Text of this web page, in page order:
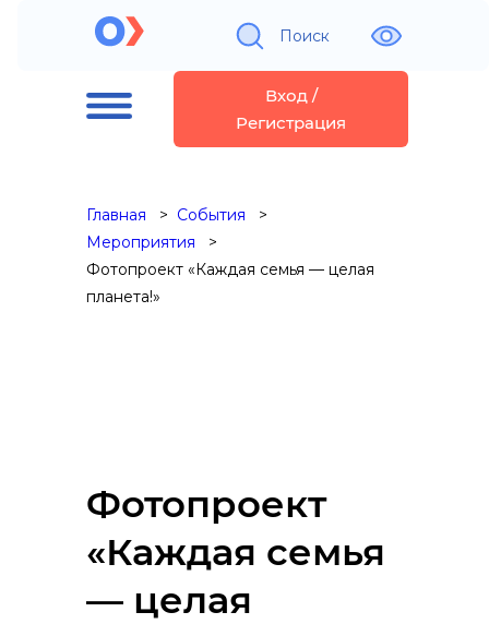
Поиск
Вход /
Регистрация
Главная
События
Мероприятия
Фотопроект «Каждая семья — целая
планета!»
Фотопроект
«Каждая семья
— целая